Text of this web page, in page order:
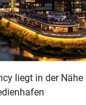
liegt in der